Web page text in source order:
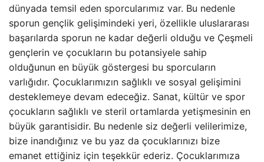
dünyada temsil eden sporcularımız var. Bu nedenle
sporun gençlik gelişimindeki yeri, özellikle uluslararası
başarılarda sporun ne kadar değerli olduğu ve Çeşmeli
gençlerin ve çocukların bu potansiyele sahip
olduğunun en büyük göstergesi bu sporcuların
varlığıdır. Çocuklarımızın sağlıklı ve sosyal gelişimini
desteklemeye devam edeceğiz. Sanat, kültür ve spor
çocukların sağlıklı ve steril ortamlarda yetişmesinin en
büyük garantisidir. Bu nedenle siz değerli velilerimize,
bize inandığınız ve bu yaz da çocuklarınızı bize
emanet ettiğiniz için teşekkür ederiz. Çocuklarımıza